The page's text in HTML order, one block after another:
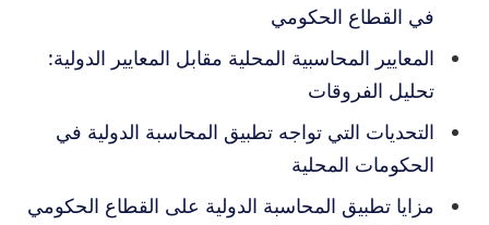
في القطاع الحكومي
المعايير المحاسبية المحلية مقابل المعايير الدولية:
تحليل الفروقات
التحديات التي تواجه تطبيق المحاسبة الدولية في
الحكومات المحلية
مزايا تطبيق المحاسبة الدولية على القطاع الحكومي